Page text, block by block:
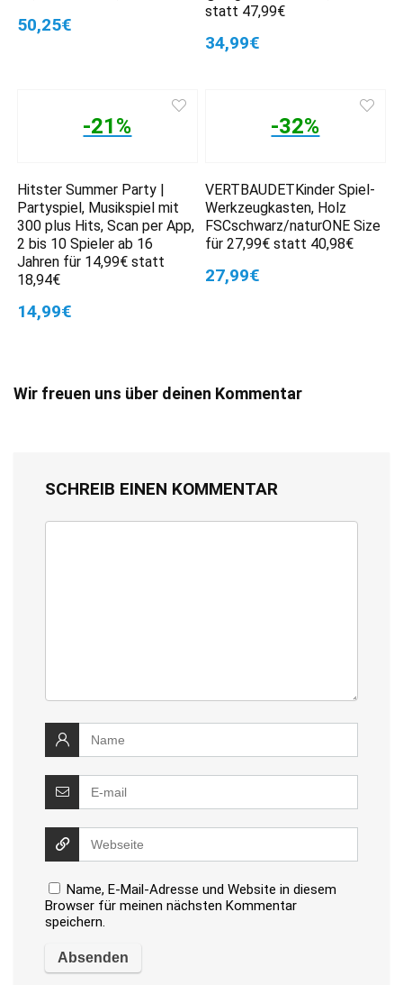
50,25€
statt 47,99€
34,99€
-21%
Hitster Summer Party |
Partyspiel, Musikspiel mit
300 plus Hits, Scan per App,
2 bis 10 Spieler ab 16
Jahren für 14,99€ statt
18,94€
14,99€
-32%
VERTBAUDETKinder Spiel-
Werkzeugkasten, Holz
FSCschwarz/naturONE Size
für 27,99€ statt 40,98€
27,99€
Wir freuen uns über deinen Kommentar
SCHREIB EINEN KOMMENTAR
Name, E-Mail-Adresse und Website in diesem
Browser für meinen nächsten Kommentar
speichern.